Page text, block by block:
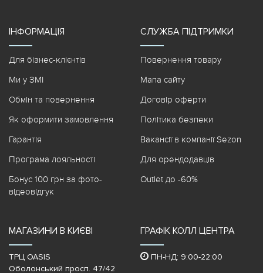
ІНФОРМАЦІЯ
Для бізнес-клієнтів
Ми у ЗМІ
Обмін та повернення
Як оформити замовлення
Гарантія
Програма лояльності
Бонус 100 грн за фото-
відеовідгук
СЛУЖБА ПІДТРИМКИ
Повернення товару
Мапа сайту
Договір оферти
Політика безпеки
Вакансії в компанії Sezon
Для орендодавців
Outlet до -60%
МАГАЗИНИ В КИЄВІ
ТРЦ OASIS
Оболонський просп. 47/42
ГРАФІК КОЛЛ ЦЕНТРА
ПН-НД: 9:00-22:00